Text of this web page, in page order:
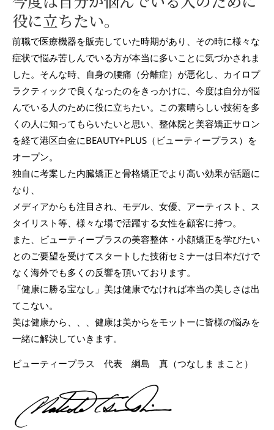
役に立ちたい。
前職で医療機器を販売していた時期があり、その時に様々な
症状で悩み苦しんでいる方が本当に多いことに気づかされま
した。そんな時、自身の腰痛（分離症）が悪化し、カイロプ
ラクティックで良くなったのをきっかけに、今度は自分が悩
んでいる人のために役に立ちたい。この素晴らしい技術を多
くの人に知ってもらいたいと思い、整体院と美容矯正サロン
を経て港区白金にBEAUTY+PLUS（ビューティープラス）を
オープン。
独自に考案した内臓矯正と骨格矯正でより高い効果が話題に
なり、
メディアからも注目され、モデル、女優、アーティスト、ス
タイリスト等、様々な場で活躍する女性を顧客に持つ。
また、ビューティープラスの美容整体・小顔矯正を学びたい
とのご要望を受けてスタートした技術セミナーは日本だけで
なく海外でも多くの反響を頂いております。
「健康に勝る宝なし」美は健康でなければ本当の美しさは出
てこない。
美は健康から、、、健康は美からをモットーに皆様の悩みを
一緒に解決していきます。
ビューティープラス 代表 綱島 真（つなしま まこと）